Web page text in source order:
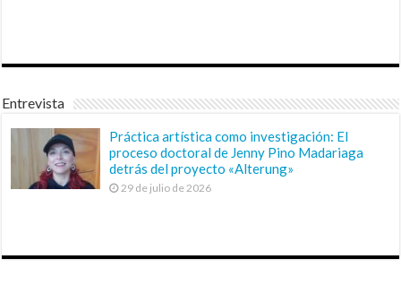
Entrevista
Práctica artística como investigación: El
proceso doctoral de Jenny Pino Madariaga
detrás del proyecto «Alterung»
29 de julio de 2026